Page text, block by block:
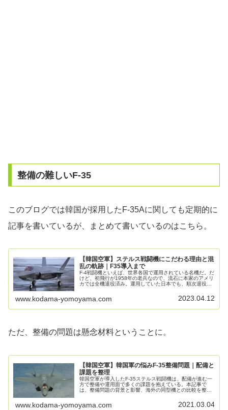
整備の難しいF-35
このブログでは韓国が採用したF-35Aに関しても定期的に
記事を書いているが、まとめて書いているのはこちら。
【韓国空軍】ステルス戦闘機にこだわる理由と混
乱の軌跡｜F35導入まで
F-4戦闘機といえば、世界各国で運用されている名機だ。だ
けど、初飛行が1958年の老兵なので、流石に本家のアメリ
カでは全機退役済み。運用していた日本でも、順次退役し
www.kodama-yomoyama.com 2023.04.12
ただ、整備の問題は懸念材料ということに。
【韓国空軍】韓国軍の悩みF-35整備問題｜配備と
課題を整理
韓国空軍が導入したF-35ステルス戦闘機は、配備が進む一
方で整備や運用面で多くの課題を抱えている。本記事で
は、整備問題の背景と影響、海外の同型機との比較を整理
www.kodama-yomoyama.com 2021.03.04